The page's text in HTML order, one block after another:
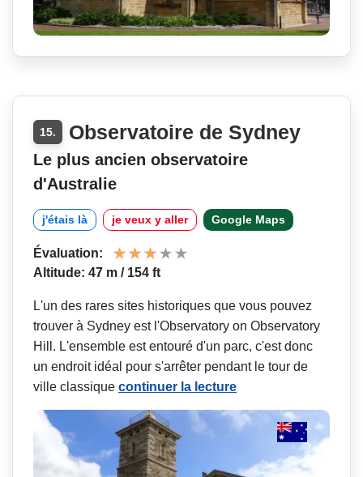
15. Observatoire de Sydney
Le plus ancien observatoire
d'Australie
j'étais là je veux y aller Google Maps
Évaluation:
Altitude: 47 m / 154 ft
L'un des rares sites historiques que vous pouvez
trouver à Sydney est l'Observatory on Observatory
Hill. L'ensemble est entouré d'un parc, c'est donc
un endroit idéal pour s'arrêter pendant le tour de
ville classique continuer la lecture